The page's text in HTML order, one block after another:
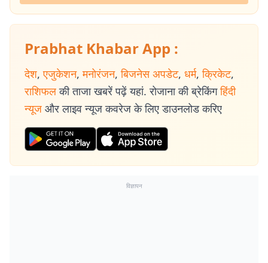
Prabhat Khabar App :
देश, एजुकेशन, मनोरंजन, बिजनेस अपडेट, धर्म, क्रिकेट,
राशिफल की ताजा खबरें पढ़ें यहां. रोजाना की ब्रेकिंग हिंदी
न्यूज और लाइव न्यूज कवरेज के लिए डाउनलोड करिए
विज्ञापन